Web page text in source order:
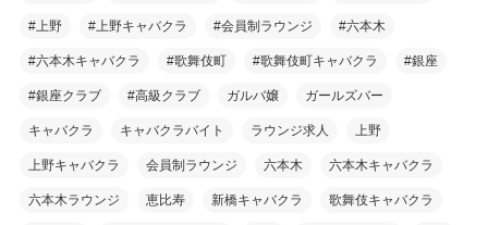
#上野 #上野キャバクラ #会員制ラウンジ #六本木
#六本木キャバクラ #歌舞伎町 #歌舞伎町キャバクラ #銀座
#銀座クラブ #高級クラブ ガルバ嬢 ガールズバー
キャバクラ キャバクラバイト ラウンジ求人 上野
上野キャバクラ 会員制ラウンジ 六本木 六本木キャバクラ
六本木ラウンジ 恵比寿 新橋キャバクラ 歌舞伎キャバクラ